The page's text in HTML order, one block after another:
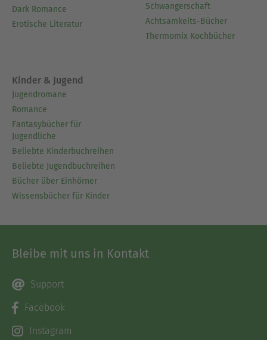
Dark Romance
Erotische Literatur
Schwangerschaft
Achtsamkeits-Bücher
Thermomix Kochbücher
Kinder & Jugend
Jugendromane
Romance
Fantasybücher für
Jugendliche
Beliebte Kinderbuchreihen
Beliebte Jugendbuchreihen
Bücher über Einhörner
Wissensbücher für Kinder
Bleibe mit uns in Kontakt
Support
Facebook
Instagram